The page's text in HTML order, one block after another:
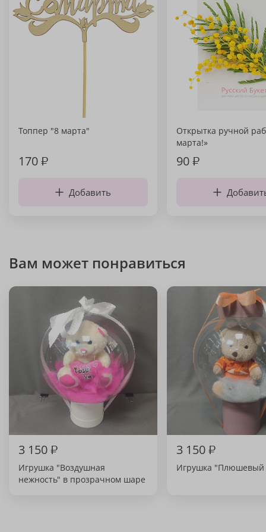
Топпер "8 марта"
170₽
Добавить
Открытка ручной
марта!»
90₽
Вам может понравиться
3 150₽
Игрушка "Воздушная
нежность" в прозрачном шаре
3 150₽
Игрушка "Плюшевый